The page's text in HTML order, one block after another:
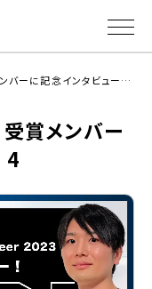
Partner Top Engineer 受賞メンバーに記念インタビュー！Part 4
賞メンバー
4